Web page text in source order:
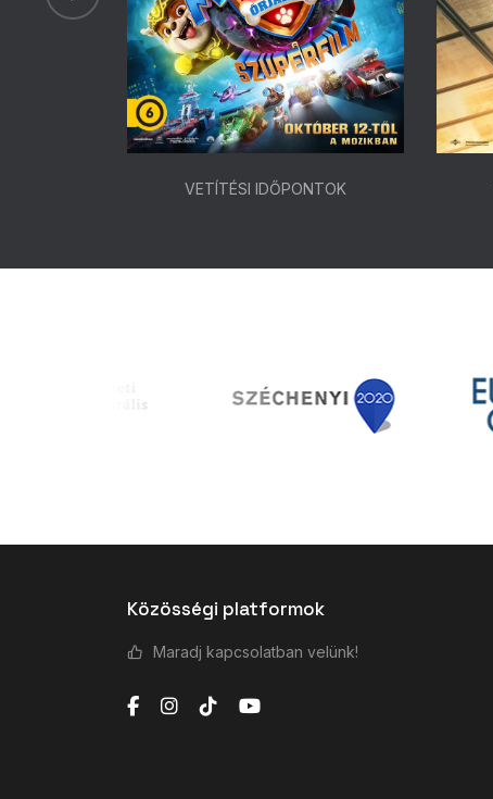
VETÍTÉSI IDŐPONTOK
Közösségi platformok
Maradj kapcsolatban velünk!